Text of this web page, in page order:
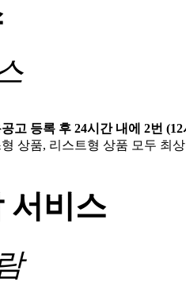
고 등록 후 24시간 내에 2번
상품, 리스트형 상품 모두 최
서비스